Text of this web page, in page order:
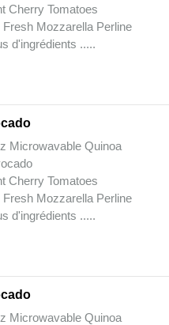
Cherry Tomatoes
Fresh Mozzarella Perline
d'ingrédients .....
Microwavable Quinoa
Cherry Tomatoes
Fresh Mozzarella Perline
d'ingrédients .....
Microwavable Quinoa